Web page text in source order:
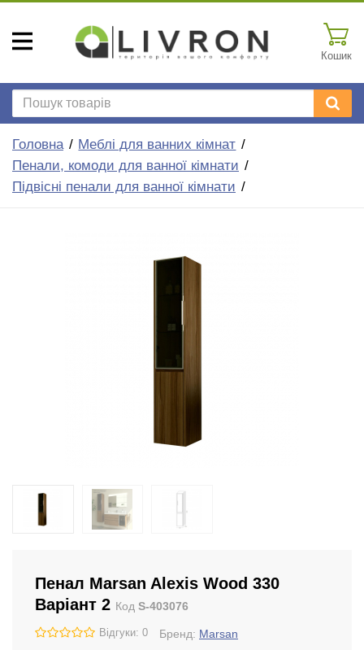
Кошик
Головна
Меблі для ванних кімнат
Пенали, комоди для ванної кімнати
Підвісні пенали для ванної кімнати
Пенал Marsan Alexis Wood 330
Варіант 2 Код S-403076
Відгуки: 0 Бренд: Marsan